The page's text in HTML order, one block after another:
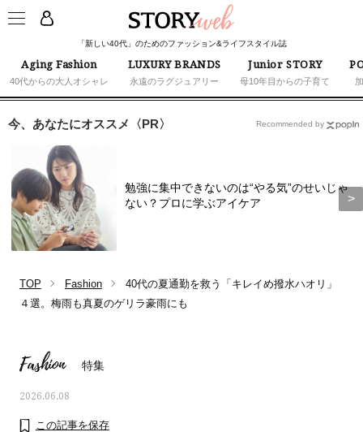
「新しい40代」のためのファッション&ライフスタイル誌
Aging Fashion
40代からの大人オシャレ
LUXURY BRANDS
永遠のラグジュアリー
Junior STORY
母10年目からの子育て
今、あなたにオススメ〈PR〉
勉強に集中できないのは“やる気”のせいじゃ
ない？プロに学ぶアイケア
Recommended by
TOP Fashion
40代の夏通勤を救う「キレイめ撥水ハオリ」
４選。梅雨も真夏のゲリラ豪雨にも
Fashion 特集
2026.06.08
この記事を保存